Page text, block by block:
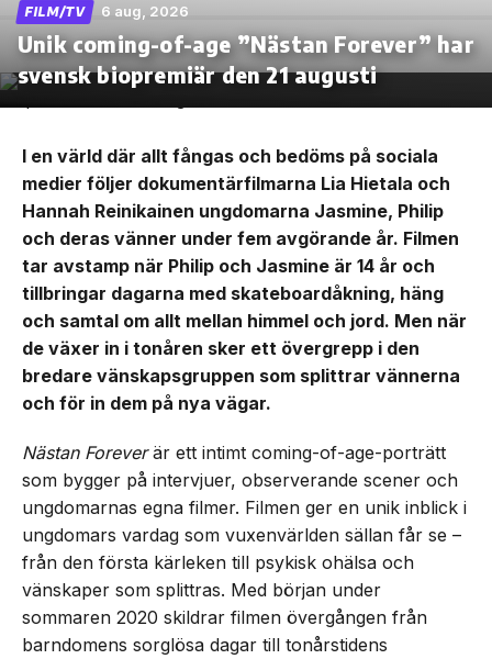
FILM/TV 6 aug, 2026
Unik coming-of-age ”Nästan Forever” har
svensk biopremiär den 21 augusti
I en värld där allt fångas och bedöms på sociala
medier följer dokumentärfilmarna Lia Hietala och
Hannah Reinikainen ungdomarna Jasmine, Philip
och deras vänner under fem avgörande år. Filmen
tar avstamp när Philip och Jasmine är 14 år och
tillbringar dagarna med skateboardåkning, häng
och samtal om allt mellan himmel och jord. Men när
de växer in i tonåren sker ett övergrepp i den
bredare vänskapsgruppen som splittrar vännerna
och för in dem på nya vägar.
Nästan Foreverär ett intimt coming-of-age-porträtt
som bygger på intervjuer, observerande scener och
ungdomarnas egna filmer. Filmen ger en unik inblick i
ungdomars vardag som vuxenvärlden sällan får se –
från den första kärleken till psykisk ohälsa och
vänskaper som splittras. Med början under
sommaren 2020 skildrar filmen övergången från
barndomens sorglösa dagar till tonårstidens